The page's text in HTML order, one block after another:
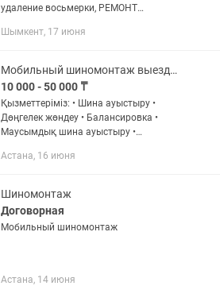
удаление восьмерки, РЕМОНТ
СЛОЖНОСТИ, вулканизация. Большой
шиномонтаж. Мобильный
Шымкент, 17 июня
Мобильный шиномонтаж выездной шиномонтаж шиномонтаж на выезд
10 000 - 50 000 ₸
Қызметтеріміз: • Шина ауыстыру •
Дөңгелек жөндеу • Балансировка •
Маусымдық шина ауыстыру •
Артықшылықтарымыз: ✔ Жылдам
қызмет ✔ Тәулік бойы...
Астана, 16 июня
Шиномонтаж
Договорная
Мобильный шиномонтаж
Астана, 14 июня